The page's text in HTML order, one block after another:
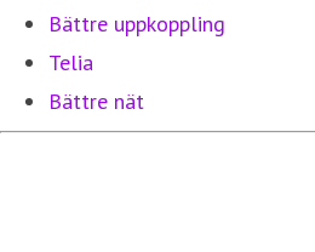
Bättre uppkoppling
Telia
Bättre nät